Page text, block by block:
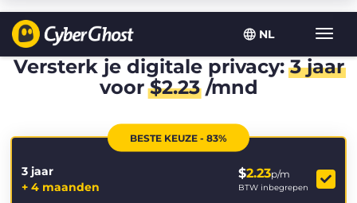
NL
Versterk je digitale privacy:3 jaar
voor$2.23/mnd
BESTE KEUZE - 83%
3 jaar
+ 4 maanden
$2.23p/m
BTW inbegrepen